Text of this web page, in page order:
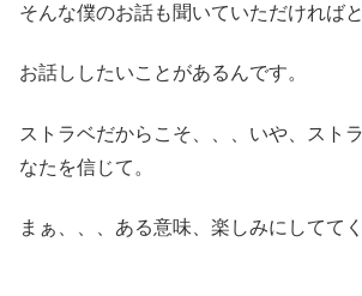
そんな僕のお話も聞いていただければと
お話ししたいことがあるんです。
ストラベだからこそ、、、いや、スト
なたを信じて。
まぁ、、、ある意味、楽しみにしててく